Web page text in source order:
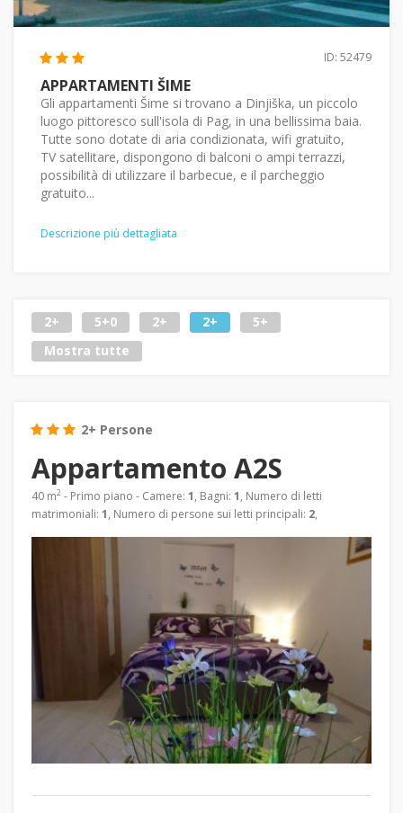
ID: 52479
APPARTAMENTI ŠIME
Gli appartamenti Šime si trovano a Dinjiška, un piccolo
luogo pittoresco sull'isola di Pag, in una bellissima baia.
Tutte sono dotate di aria condizionata, wifi gratuito,
TV satellitare, dispongono di balconi o ampi terrazzi,
possibilità di utilizzare il barbecue, e il parcheggio
gratuito...
Descrizione più dettagliata
2+ 5+0 2+ 2+
5+
Mostra tutte
2+ Persone
Appartamento A2S
40 m2 - Primo piano - Camere: 1, Bagni: 1, Numero di letti
matrimoniali: 1, Numero di persone sui letti principali: 2,